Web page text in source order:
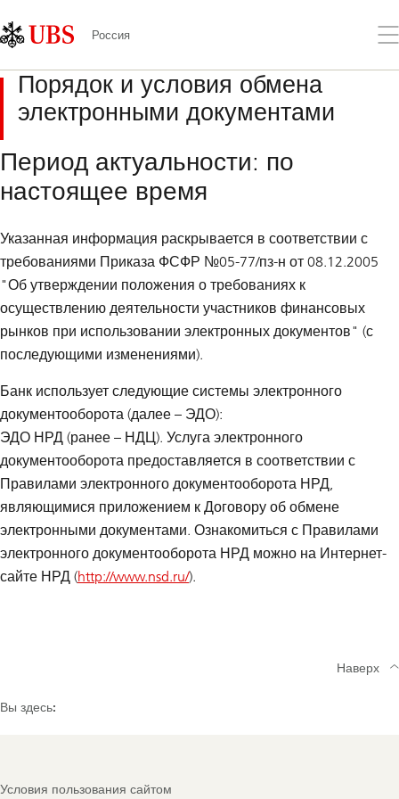
Links
Area
Россия
Порядок и условия обмена
электронными документами
Период актуальности: по
настоящее время
Указанная информация раскрывается в соответствии с
требованиями Приказа ФСФР №05-77/пз-н от 08.12.2005
"Об утверждении положения о требованиях к
осуществлению деятельности участников финансовых
рынков при использовании электронных документов" (с
последующими изменениями).
Банк использует следующие системы электронного
документооборота (далее – ЭДО):
ЭДО НРД (ранее – НДЦ). Услуга электронного
документооборота предоставляется в соответствии с
Правилами электронного документооборота НРД,
являющимися приложением к Договору об обмене
электронными документами. Ознакомиться с Правилами
электронного документооборота НРД можно на Интернет-
сайте НРД (http://www.nsd.ru/).
Вы здесь:
Наверх
Navigation
Условия пользования сайтом